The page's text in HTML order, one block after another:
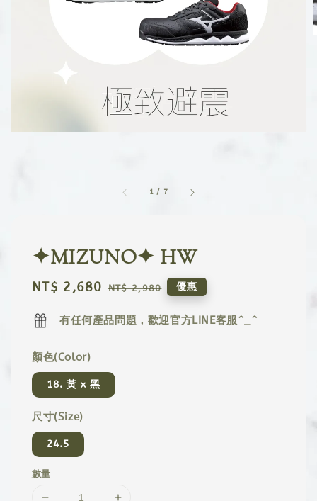
1 / 7
✦MIZUNO✦ HW
Sale
NT$ 2,680 Regular
NT$ 2,980 優惠
有任何產品問題，歡迎官方LINE客服^_^
顏色(Color)
18. 黃 x 黑
尺寸(Size)
24.5
數量